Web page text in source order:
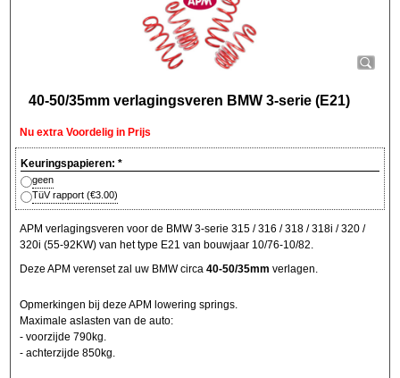
40-50/35mm verlagingsveren BMW 3-serie (E21)
Nu extra Voordelig in Prijs
Keuringspapieren: *
geen
TüV rapport (€3.00)
APM verlagingsveren voor de BMW 3-serie 315 / 316 / 318 / 318i / 320 /
320i (55-92KW) van het type E21 van bouwjaar 10/76-10/82.
Deze APM verenset zal uw BMW circa 40-50/35mm verlagen.
Opmerkingen bij deze APM lowering springs.
Maximale aslasten van de auto:
- voorzijde 790kg.
- achterzijde 850kg.